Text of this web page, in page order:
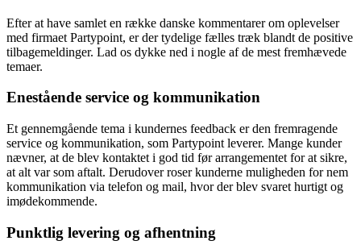
Efter at have samlet en række danske kommentarer om oplevelser
med firmaet Partypoint, er der tydelige fælles træk blandt de positive
tilbagemeldinger. Lad os dykke ned i nogle af de mest fremhævede
temaer.
Enestående service og kommunikation
Et gennemgående tema i kundernes feedback er den fremragende
service og kommunikation, som Partypoint leverer. Mange kunder
nævner, at de blev kontaktet i god tid før arrangementet for at sikre,
at alt var som aftalt. Derudover roser kunderne muligheden for nem
kommunikation via telefon og mail, hvor der blev svaret hurtigt og
imødekommende.
Punktlig levering og afhentning